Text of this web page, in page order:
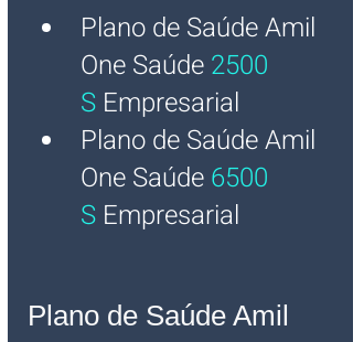
Plano de Saúde Amil
One Saúde 2500
S Empresarial
Plano de Saúde Amil
One Saúde 6500
S Empresarial
Plano de Saúde Amil